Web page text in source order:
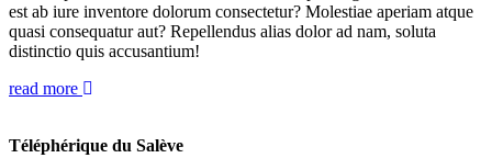
est ab iure inventore dolorum consectetur? Molestiae aperiam atque
quasi consequatur aut? Repellendus alias dolor ad nam, soluta
distinctio quis accusantium!
read more
Téléphérique du Salève